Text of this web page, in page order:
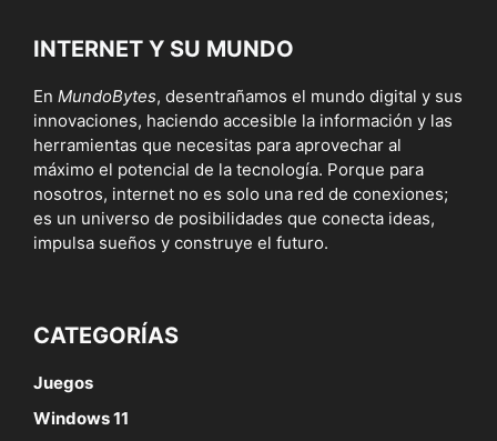
INTERNET Y SU MUNDO
En MundoBytes, desentrañamos el mundo digital y sus
innovaciones, haciendo accesible la información y las
herramientas que necesitas para aprovechar al
máximo el potencial de la tecnología. Porque para
nosotros, internet no es solo una red de conexiones;
es un universo de posibilidades que conecta ideas,
impulsa sueños y construye el futuro.
CATEGORÍAS
Juegos
Windows 11